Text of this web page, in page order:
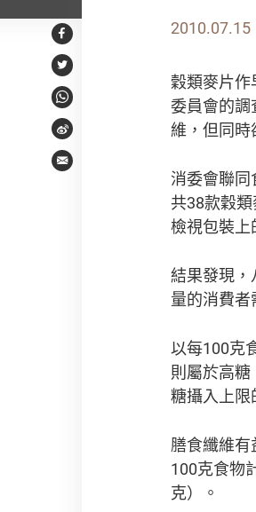
Facebook
Twitter
WhatsApp
Weibo
Email
2010.07.15
穀類麥片
委員會的
維，但同時
消委會聯
共38款穀
檢視包裝上
結果發現，
量的消費者
以每100克
則屬於高
糖攝入上限
膳食纖維
100克食物
克）。